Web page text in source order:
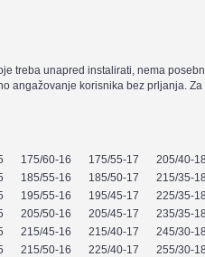
treba unapred instalirati, nema
angažovanje korisnika bez prljanja.
175/60-16 175/55-17 205/40-18
185/55-16 185/50-17
215/35-18
195/55-16 195/45-17
225/35-18
205/50-16 205/45-17
235/35-18
215/45-16 215/40-17
245/30-18
215/50-16 225/40-17
255/30-18